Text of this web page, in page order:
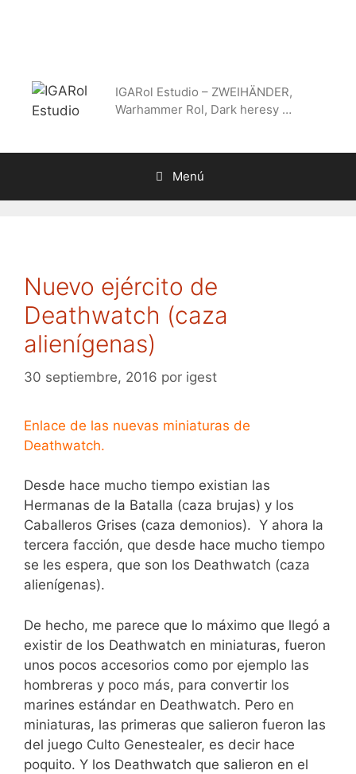
IGARol Estudio – ZWEIHÄNDER,
Warhammer Rol, Dark heresy …
Menú
Nuevo ejército de
Deathwatch (caza
alienígenas)
30 septiembre, 2016 por igest
Enlace de las nuevas miniaturas de
Deathwatch.
Desde hace mucho tiempo existian las
Hermanas de la Batalla (caza brujas) y los
Caballeros Grises (caza demonios). Y ahora la
tercera facción, que desde hace mucho tiempo
se les espera, que son los Deathwatch (caza
alienígenas).
De hecho, me parece que lo máximo que llegó a
existir de los Deathwatch en miniaturas, fueron
unos pocos accesorios como por ejemplo las
hombreras y poco más, para convertir los
marines estándar en Deathwatch. Pero en
miniaturas, las primeras que salieron fueron las
del juego Culto Genestealer, es decir hace
poquito. Y los Deathwatch que salieron en el